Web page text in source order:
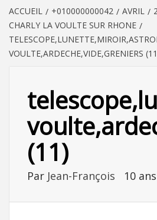
ACCUEIL +010000000042 AVRIL
CHARLY LA VOULTE SUR RHONE
VOULTE,ARDECHE,VIDE,GRENIERS
(11)
Par Jean-François 10